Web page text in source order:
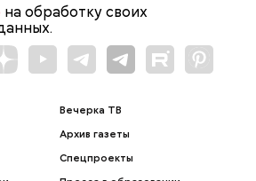
на обработку своих
Вечерка ТВ
Архив газеты
Спецпроекты